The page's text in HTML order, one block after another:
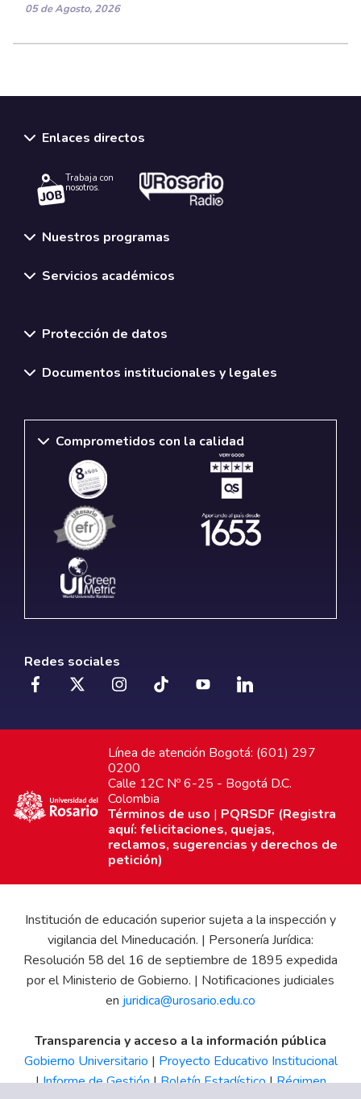
05 de Agosto, 2026
Enlaces directos
Trabaja con
nosotros.
Nuestros programas
Servicios académicos
Protección de datos
Documentos institucionales y legales
Comprometidos con la calidad
Redes sociales
Línea de atención Bogotá: (601) 297
0200
Calle 12C Nº 6-25 - Bogotá D.C.
Colombia
Términos de uso | PQRSDF (Registra
aquí: felicitaciones, quejas,
reclamos, sugerencias y derechos de
petición)
Institución de educación superior sujeta a la inspección y
vigilancia del Mineducación. | Personería Jurídica:
Resolución 58 del 16 de septiembre de 1895 expedida
por el Ministerio de Gobierno. | Notificaciones judiciales
en juridica@urosario.edu.co
Transparencia y acceso a la información pública
Gobierno Universitario | Proyecto Educativo Institucional
|Informe de Gestión|Boletín Estadístico|Régimen